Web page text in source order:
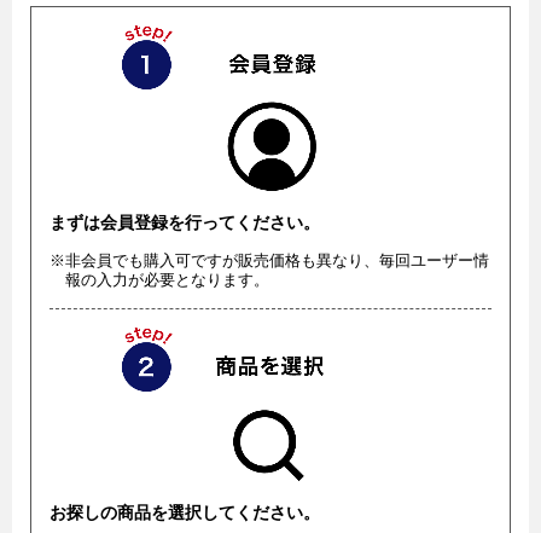
まずは会員登録を行ってください。
※非会員でも購入可ですが販売価格も異なり、毎回ユーザー情
報の入力が必要となります。
お探しの商品を選択してください。